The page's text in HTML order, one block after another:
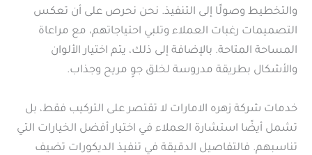
والتخطيط وصولًا إلى التنفيذ. نحن نحرص على أن تعكس
التصميمات رغبات العملاء وتلبي احتياجاتهم، مع مراعاة
المساحة المتاحة. بالإضافة إلى ذلك، يتم اختيار الألوان
والأشكال بطريقة مدروسة لخلق جوٍ مريح وجذاب.
خدمات شركة زهره الامارات لا تقتصر على التركيب فقط، بل
تشمل أيضًا استشارة العملاء في اختيار أفضل الخيارات التي
تناسبهم. فالتفاصيل الدقيقة في تنفيذ الديكورات تضيف